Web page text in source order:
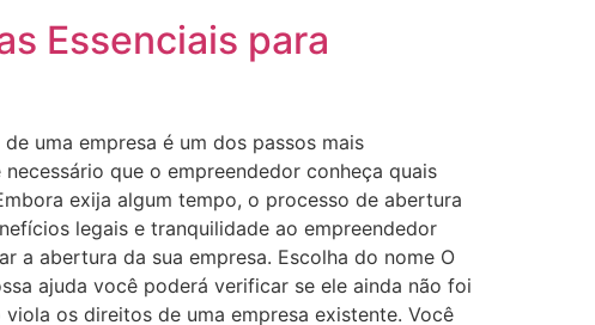
Essenciais para
uma empresa é um dos passos mais
que o empreendedor conheça quais
exija algum tempo, o processo de abertura
legais e tranquilidade ao empreendedor
a abertura da sua empresa. Escolha do nome O
ajuda você poderá verificar se ele ainda não foi
os direitos de uma empresa existente. Você